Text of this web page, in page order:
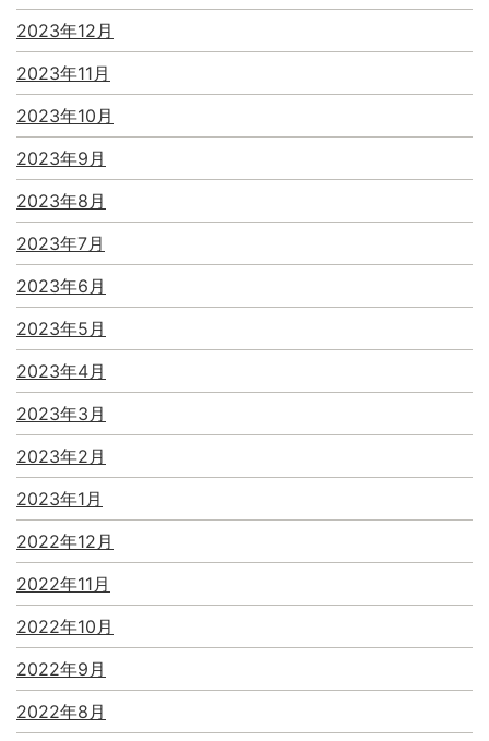
2023年12月
2023年11月
2023年10月
2023年9月
2023年8月
2023年7月
2023年6月
2023年5月
2023年4月
2023年3月
2023年2月
2023年1月
2022年12月
2022年11月
2022年10月
2022年9月
2022年8月